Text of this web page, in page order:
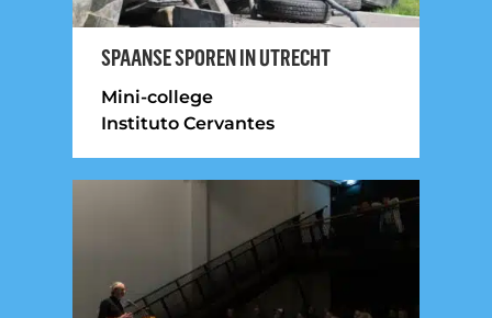
SPAANSE SPOREN IN UTRECHT
Mini-college
Instituto Cervantes